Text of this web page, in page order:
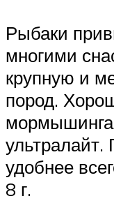
Рыбаки
многими
крупную и
пород.
ультралайт.
удобнее
8 г.